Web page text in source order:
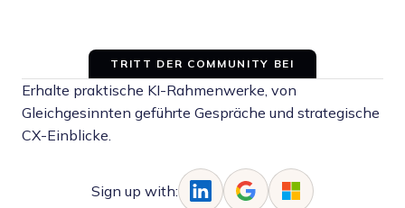
TRITT DER COMMUNITY BEI
Erhalte praktische KI-Rahmenwerke, von
Gleichgesinnten geführte Gespräche und strategische
CX-Einblicke.
Sign up with: